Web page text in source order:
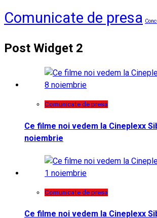
Comunicate de presa
Post Widget 2
Comunicate de presa
Ce filme noi vedem la Cineplexx
noiembrie
Comunicate de presa
Ce filme noi vedem la Cineplexx